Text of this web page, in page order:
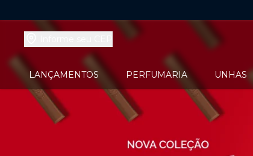
LANÇAMENTOS PERFUMARIA UNHAS